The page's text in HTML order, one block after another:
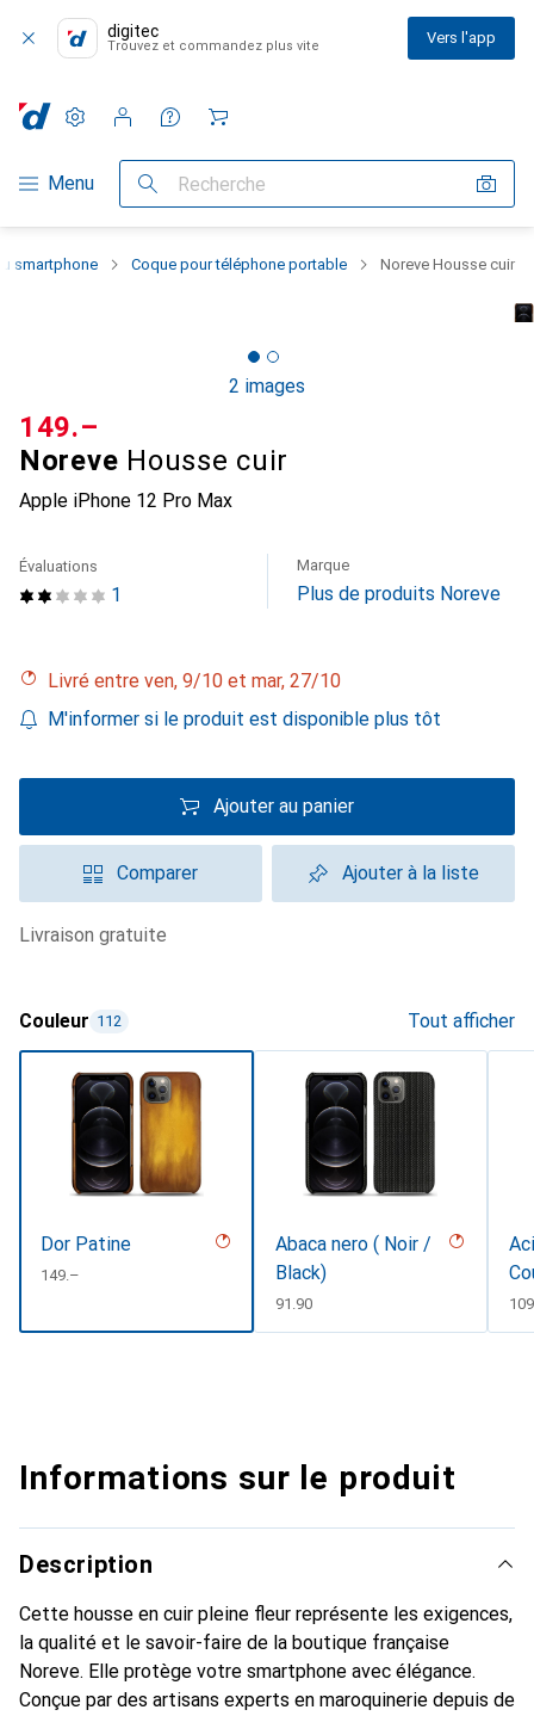
digitec
Trouvez et commandez plus vite Vers l'app
Navigation par catégorie
Menu Recherche
Paramètres
Compte client
Listes de comparaison
Listes d'envies
Panier
smartphone Coque pour téléphone portable Noreve Housse cuir
2 images
Noreve Housse cuir
Apple iPhone 12 Pro Max
CHF
149.–
1
Évaluations Marque
Plus de produits Noreve
Livré entre ven, 9/10 et mar, 27/10
M'informer si le produit est disponible plus tôt
Ajouter au panier
Comparer Ajouter à la liste
livraison gratuite
Couleur 112 Tout afficher
Dor Patine
CHF
149.–
Abaca nero ( Noir /
Black)
CHF
91.90
Informations sur le produit
Description
Cette housse en cuir pleine fleur représente les exigences,
la qualité et le savoir-faire de la boutique française
Noreve. Elle protège votre smartphone avec élégance.
Conçue par des artisans experts en maroquinerie depuis de